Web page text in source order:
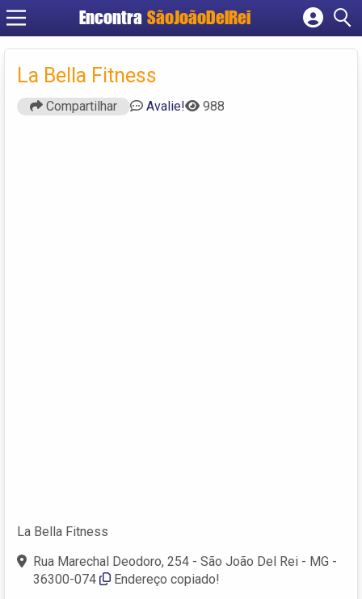
Encontra SãoJoãoDelRei
Cadastrar empresa
La Bella Fitness
Compartilhar Avalie! 988
La Bella Fitness
Rua Marechal Deodoro, 254 - São João Del Rei - MG -
36300-074
Endereço copiado!